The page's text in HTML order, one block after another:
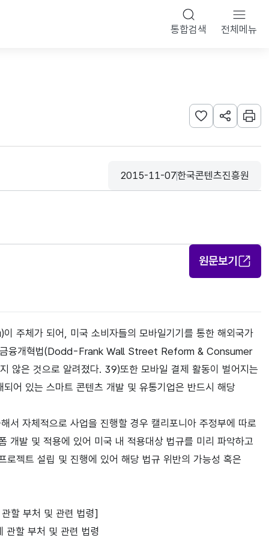
통합검색 전체메뉴
관심사 등록하기
URL 공유하
인쇄
등록일
2015-11-07
수집기관
한국콘텐츠진흥원
원문보기
주체가 되어, 미국 소비자들의 모바일기기를 통한 해외국가
금융개혁법(Dodd-Frank Wall Street Reform & Consumer
은 것으로 알려졌다. 39)또한 모바일 결제 활동이 벌어지는
어 있는 스마트 콘텐츠 개발 및 유통기업은 반드시 해당
서 자체적으로 사업을 진행할 경우 캘리포니아 주정부에 따로
개발 및 적용에 있어 미국 내 적용대상 법규를 미리 파악하고
젝트 설립 및 진행에 있어 해당 법규 위반의 가능성 혹은
할 부처 및 관련 법령]